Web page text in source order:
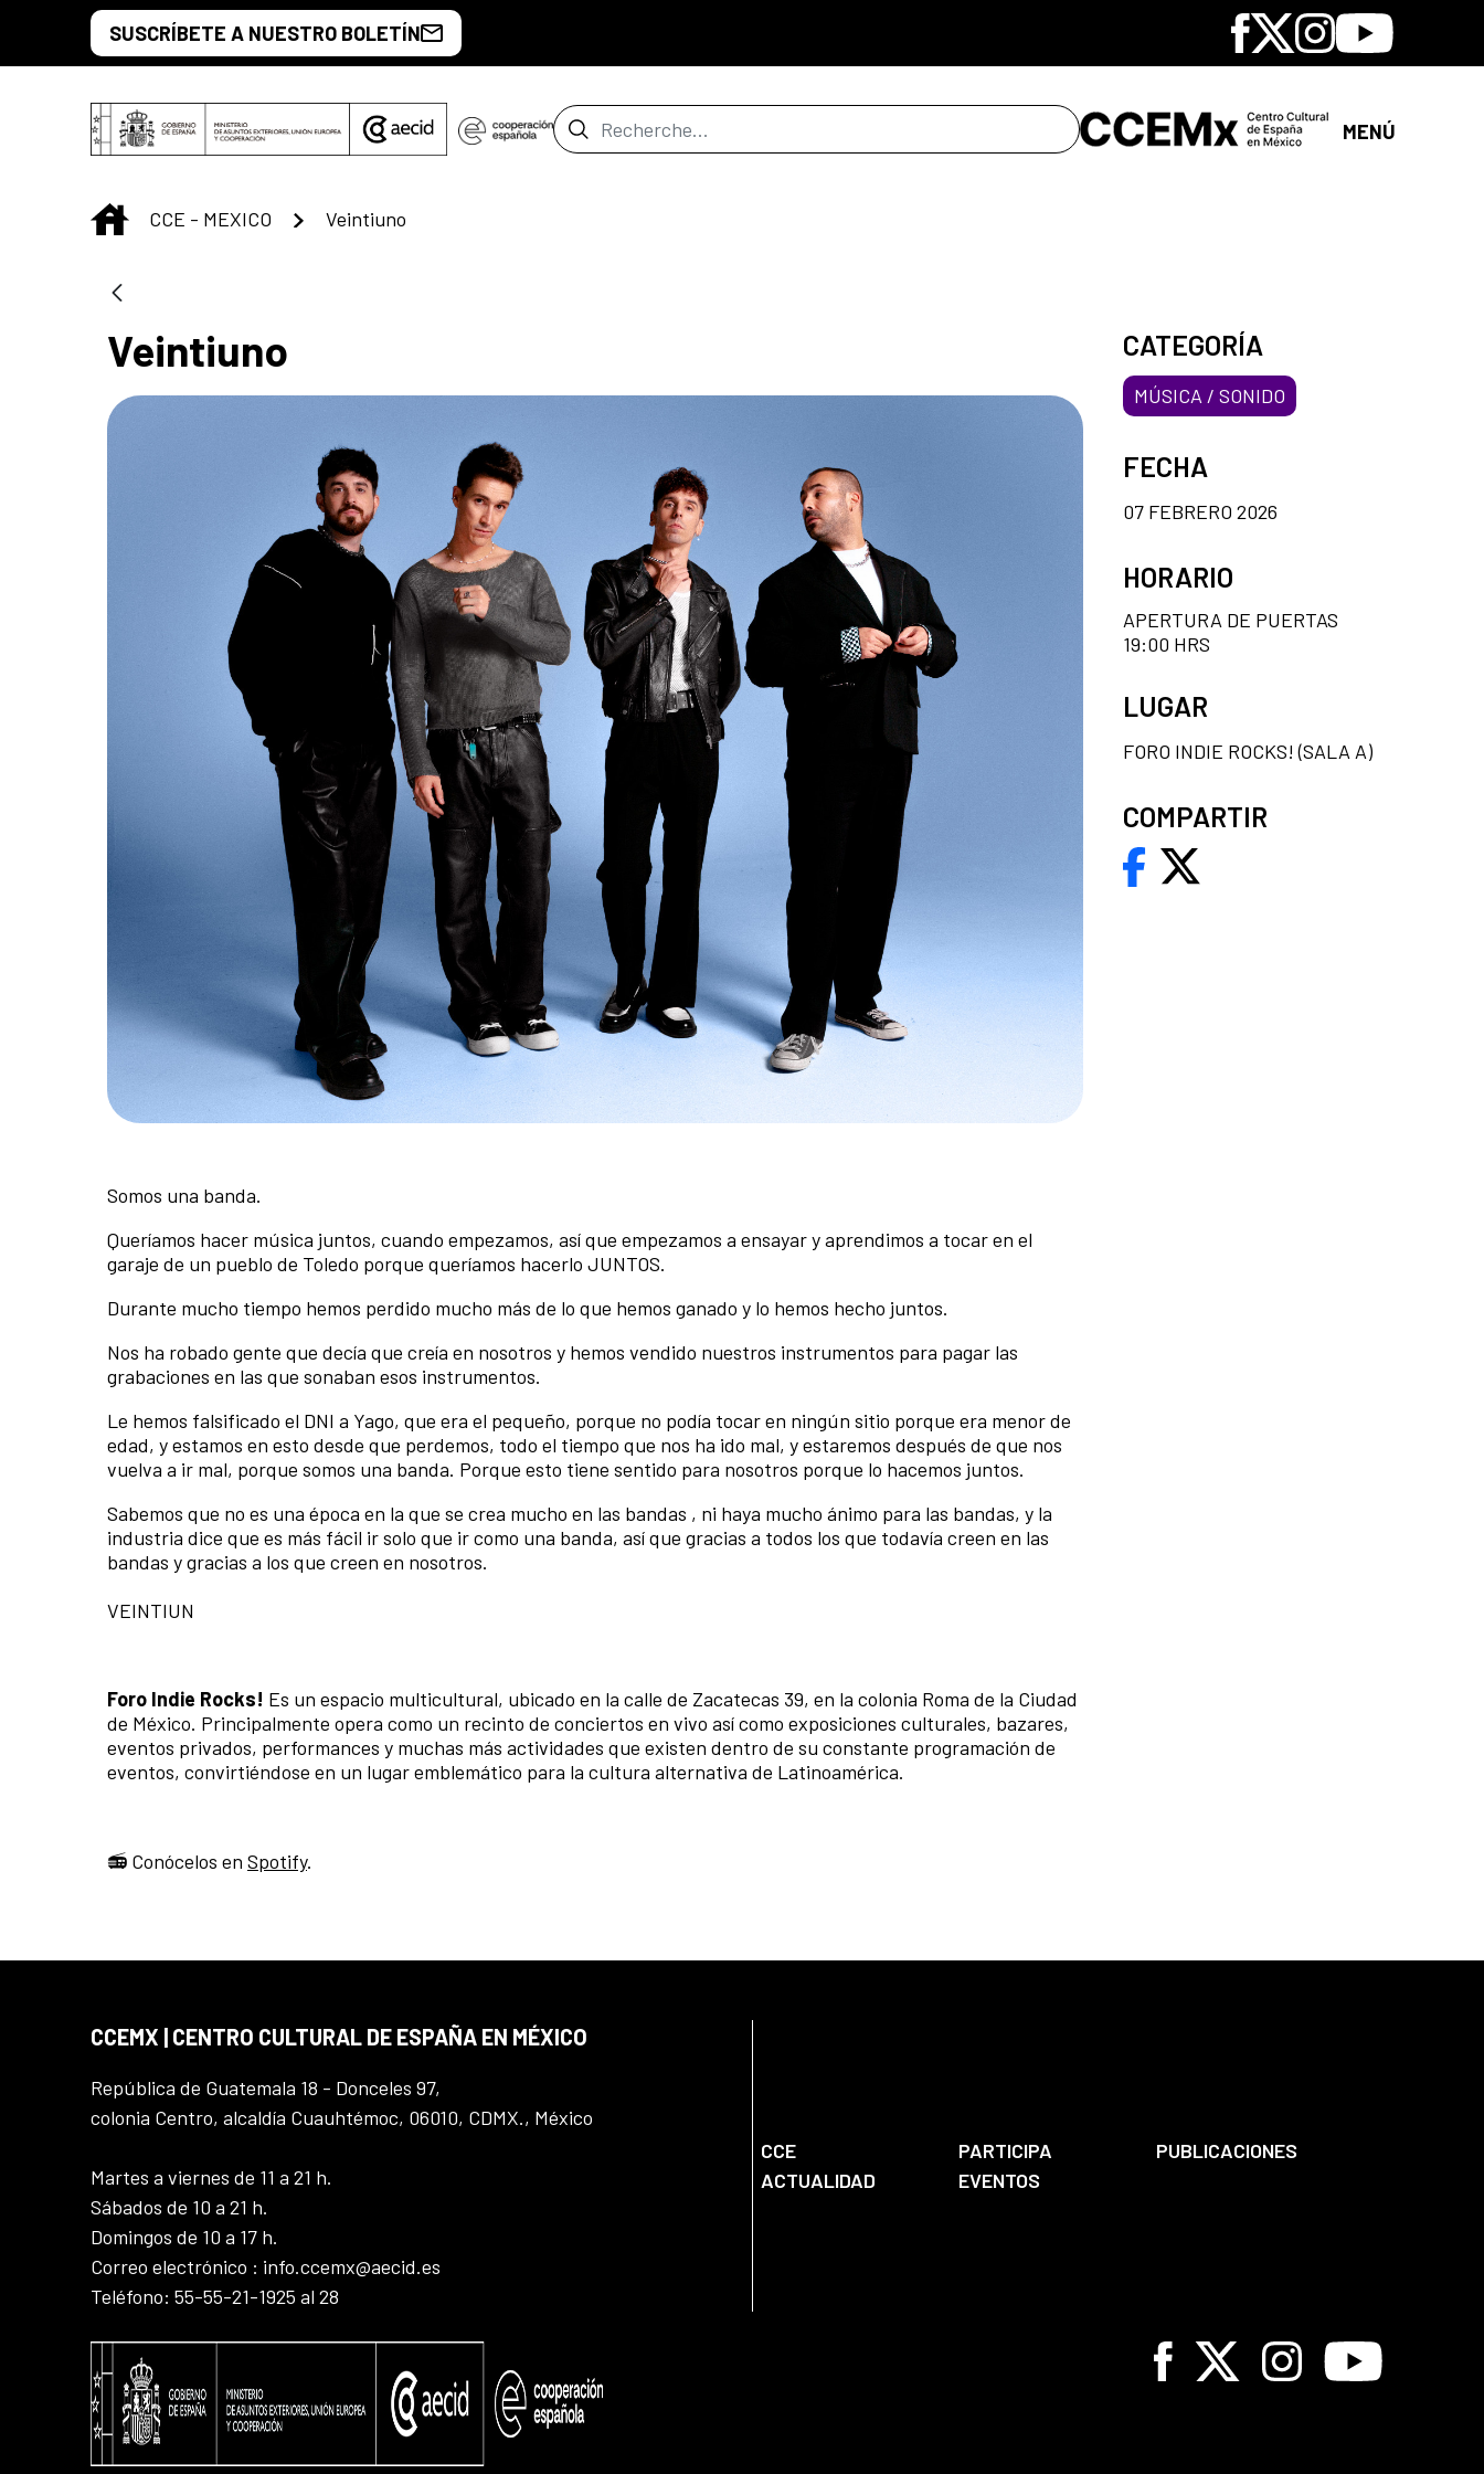
Saut au contenu principal
SUSCRÍBETE A NUESTRO BOLETÍN Facebook
X Instagram
Youtube
Barre de recherche MENÚ
INICIO
CCE - MEXICO Veintiuno
Veintiuno
Somos una banda.
Queríamos hacer música juntos, cuando empezamos, así que empezamos a ensayar y aprendimos a tocar en el
garaje de un pueblo de Toledo porque queríamos hacerlo JUNTOS.
Durante mucho tiempo hemos perdido mucho más de lo que hemos ganado y lo hemos hecho juntos.
Nos ha robado gente que decía que creía en nosotros y hemos vendido nuestros instrumentos para pagar las
grabaciones en las que sonaban esos instrumentos.
Le hemos falsificado el DNI a Yago, que era el pequeño, porque no podía tocar en ningún sitio porque era menor de
edad, y estamos en esto desde que perdemos, todo el tiempo que nos ha ido mal, y estaremos después de que nos
vuelva a ir mal, porque somos una banda. Porque esto tiene sentido para nosotros porque lo hacemos juntos.
Sabemos que no es una época en la que se crea mucho en las bandas , ni haya mucho ánimo para las bandas, y la
industria dice que es más fácil ir solo que ir como una banda, así que gracias a todos los que todavía creen en las
bandas y gracias a los que creen en nosotros.
VEINTIUN
Foro Indie Rocks! Es un espacio multicultural, ubicado en la calle de Zacatecas 39, en la colonia Roma de la Ciudad
de México. Principalmente opera como un recinto de conciertos en vivo así como exposiciones culturales, bazares,
eventos privados, performances y muchas más actividades que existen dentro de su constante programación de
eventos, convirtiéndose en un lugar emblemático para la cultura alternativa de Latinoamérica.
📻 Conócelos en Spotify.
CATEGORÍA
MÚSICA / SONIDO
FECHA
07 FEBRERO 2026
HORARIO
APERTURA DE PUERTAS
19:00 HRS
LUGAR
FORO INDIE ROCKS! (SALA A)
COMPARTIR
CCEMX | CENTRO CULTURAL DE ESPAÑA EN MÉXICO
República de Guatemala 18 - Donceles 97,
colonia Centro, alcaldía Cuauhtémoc, 06010, CDMX., México
Martes a viernes de 11 a 21 h.
Sábados de 10 a 21 h.
Domingos de 10 a 17 h.
Correo electrónico : info.ccemx@aecid.es
Teléfono: 55-55-21-1925 al 28
CCE PARTICIPA
PUBLICACIONES
ACTUALIDAD
EVENTOS
Facebook
X InstagramYoutube